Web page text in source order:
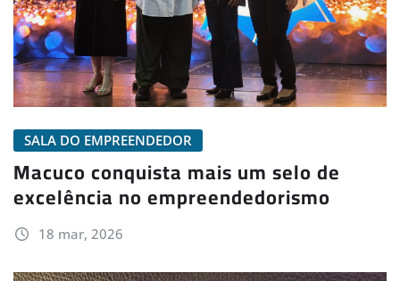
SALA DO EMPREENDEDOR
Macuco conquista mais um selo de
excelência no empreendedorismo
18 mar, 2026